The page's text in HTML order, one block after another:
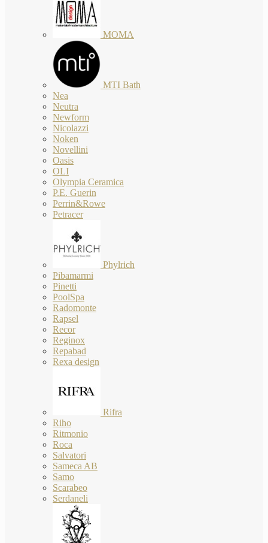
MOMA
MTI Bath
Nea
Neutra
Newform
Nicolazzi
Noken
Novellini
Oasis
OLI
Olympia Ceramica
P.E. Guerin
Perrin&Rowe
Petracer
Phylrich
Pibamarmi
Pinetti
PoolSpa
Radomonte
Rapsel
Recor
Reginox
Repabad
Rexa design
Rifra
Riho
Ritmonio
Roca
Salvatori
Sameca AB
Samo
Scarabeo
Serdaneli